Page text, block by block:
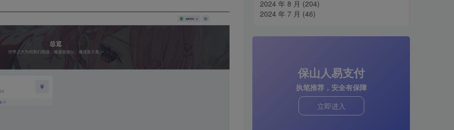
2024 年 8 月 (204)
2024 年 7 月 (46)
保山人易支付
执笔推荐，安全有保障
立即进入